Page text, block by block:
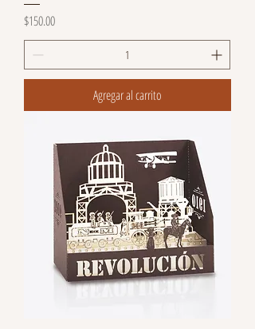
Precio
$150.00
Agregar al carrito